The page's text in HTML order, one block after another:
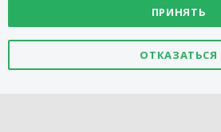
ПРИНЯТЬ
ОТКАЗАТЬСЯ
2008-